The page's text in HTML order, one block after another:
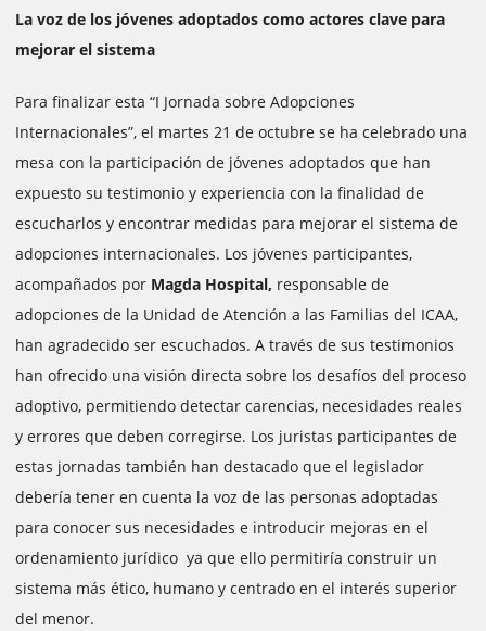
La voz de los jóvenes adoptados como actores clave para
mejorar el sistema
Para finalizar esta “I Jornada sobre Adopciones
Internacionales”, el martes 21 de octubre se ha celebrado una
mesa con la participación de jóvenes adoptados que han
expuesto su testimonio y experiencia con la finalidad de
escucharlos y encontrar medidas para mejorar el sistema de
adopciones internacionales. Los jóvenes participantes,
acompañados por Magda Hospital, responsable de
adopciones de la Unidad de Atención a las Familias del ICAA,
han agradecido ser escuchados. A través de sus testimonios
han ofrecido una visión directa sobre los desafíos del proceso
adoptivo, permitiendo detectar carencias, necesidades reales
y errores que deben corregirse. Los juristas participantes de
estas jornadas también han destacado que el legislador
debería tener en cuenta la voz de las personas adoptadas
para conocer sus necesidades e introducir mejoras en el
ordenamiento jurídico ya que ello permitiría construir un
sistema más ético, humano y centrado en el interés superior
del menor.